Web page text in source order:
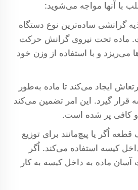
با آنها مواجه می‌شوید:
گرانشی ساده‌ترین نوع دستگاه
ماده تحت نیروی گرانش حرکت
می‌ریزد و با استفاده از وزن خود
ایجاد می‌کند تا ماده به‌طور
قرار گیرد. این امر تضمین می‌کند
کافی پر شده است.
اُگر یا پیچ‌مانند برای توزیع
کیسه استفاده می‌کند. اُگر
آسان ماده به داخل کیسه به کار